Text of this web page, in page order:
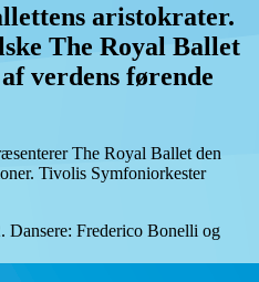
aristokrater.
The Royal Ballet
verdens førende
The Royal Ballet den
Tivolis Symfoniorkester
Frederico Bonelli og